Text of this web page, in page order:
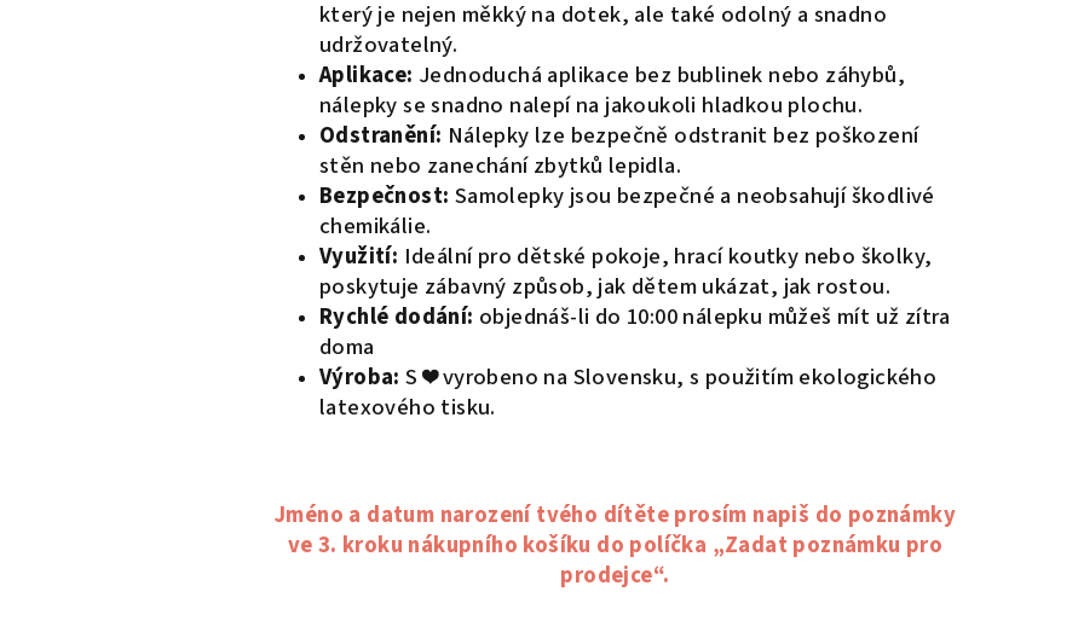
který je nejen měkký na dotek, ale také odolný a snadno
udržovatelný.
Aplikace: Jednoduchá aplikace bez bublinek nebo záhybů,
nálepky se snadno nalepí na jakoukoli hladkou plochu.
Odstranění: Nálepky lze bezpečně odstranit bez poškození
stěn nebo zanechání zbytků lepidla.
Bezpečnost: Samolepky jsou bezpečné a neobsahují škodlivé
chemikálie.
Využití: Ideální pro dětské pokoje, hrací koutky nebo školky,
poskytuje zábavný způsob, jak dětem ukázat, jak rostou.
Rychlé dodání: objednáš-li do 10:00 nálepku můžeš mít už zítra
doma
Výroba: S ❤️ vyrobeno na Slovensku, s použitím ekologického
latexového tisku.
Jméno a datum narození tvého dítěte prosím napiš do poznámky
ve 3. kroku nákupního košíku do políčka „Zadat poznámku pro
prodejce“.